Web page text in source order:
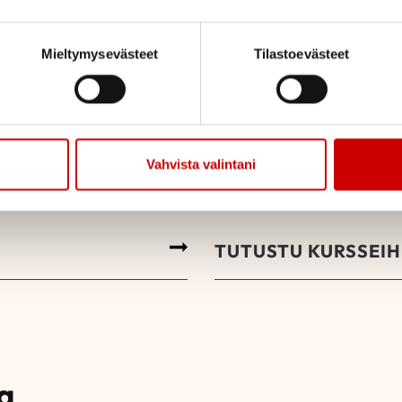
Mieltymysevästeet Tilastoevästeet
Vahvista valintani
aiheista.
noin kerran
milloin vain
Arkeasi
Sydänliiton kursseilla
ja hyvinvointiin
tapaamaan toisia
kursseista on
läheinen.
TUTUSTU